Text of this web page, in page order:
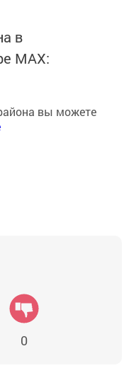
в
MАХ:
вы можете
0